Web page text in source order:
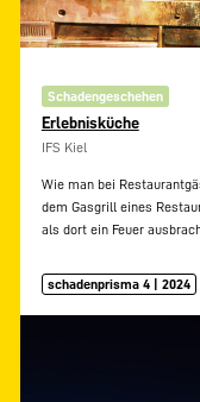
Schadengeschehen
Erlebnisküche
IFS Kiel
Wie man bei
dem Gasgrill eines
als dort ein Feuer
schadenprisma 4 | 2024